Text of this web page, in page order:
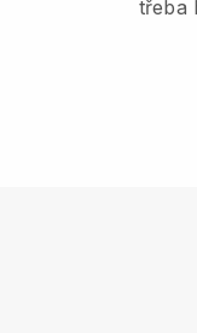
třeba